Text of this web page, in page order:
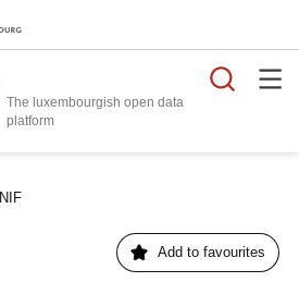
The luxembourgish open data
platform
NIF
Add to favourites